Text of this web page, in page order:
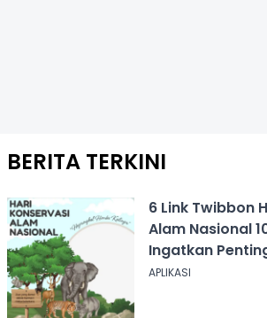
BERITA TERKINI
6 Link Twibbon
Alam Nasional
Ingatkan
Alam
APLIKASI